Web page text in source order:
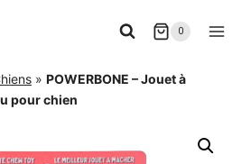
0
» POWERBONE – Jouet à
pour chien